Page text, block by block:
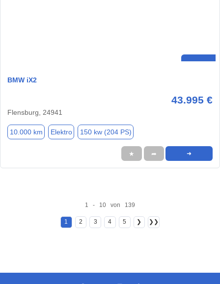
BMW iX2
43.995 €
Flensburg, 24941
10.000 km Elektro 150 kw (204 PS)
★ ➦ ➜
1 - 10 von 139
1 2 3 4 5 ❯ ❯❯